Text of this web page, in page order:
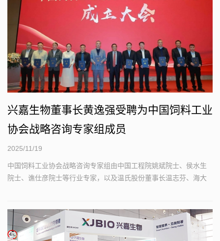
兴嘉生物董事长黄逸强受聘为中国饲料工业
协会战略咨询专家组成员
2025/11/19
中国饲料工业协会战略咨询专家组由中国工程院姚斌院士、侯水生
院士、谯仕彦院士等行业专家，以及温氏股份董事长温志芬、海大